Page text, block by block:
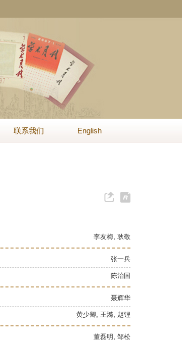
联系我们 English
李友梅 耿敬
张一兵
陈治国
聂辉华
黄少卿 王漪 赵锂
董磊明 邹松